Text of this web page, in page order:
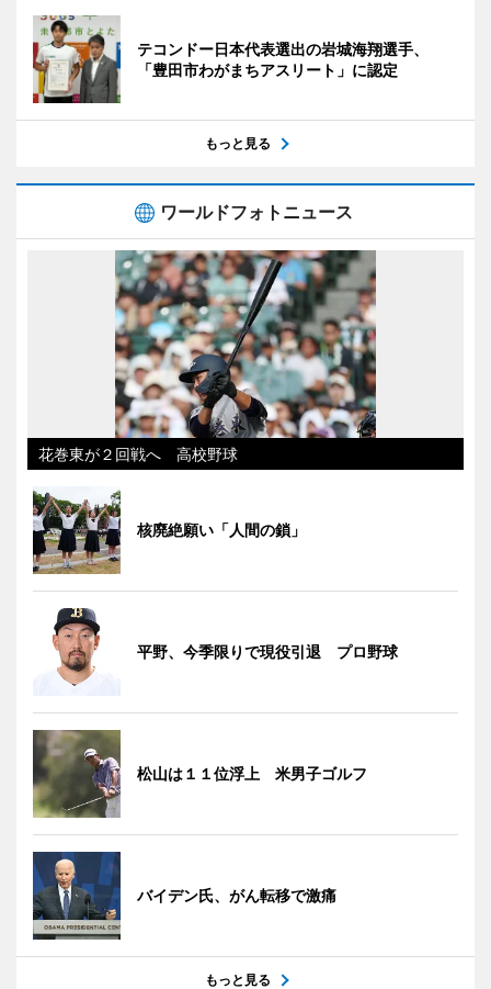
テコンドー日本代表選出の岩城海翔選手、
「豊田市わがまちアスリート」に認定
もっと見る
ワールドフォトニュース
花巻東が２回戦へ 高校野球
核廃絶願い「人間の鎖」
平野、今季限りで現役引退 プロ野球
松山は１１位浮上 米男子ゴルフ
バイデン氏、がん転移で激痛
もっと見る